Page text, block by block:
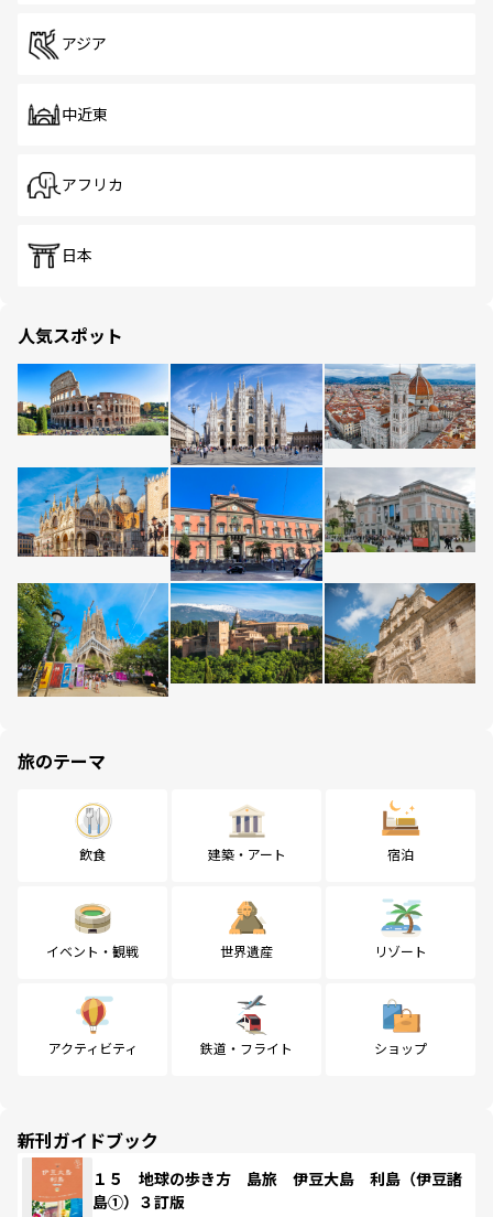
アジア
中近東
アフリカ
日本
人気スポット
旅のテーマ
飲食 建築・アート 宿泊
イベント・観戦 世界遺産 リゾート
アクティビティ 鉄道・フライト ショップ
新刊ガイドブック
１５ 地球の歩き方 島旅 伊豆大島 利島（伊豆諸
島①）３訂版